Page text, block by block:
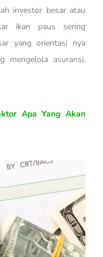
investor besar atau
ikan paus sering
yang orientasi nya
mengelola asuransi,
Apa Yang Akan